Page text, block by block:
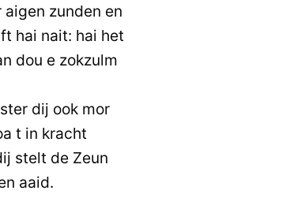
zunden en
hai nait: hai het
dou e zokzulm
dij ook mor
t in kracht
stelt de Zeun
aaid.